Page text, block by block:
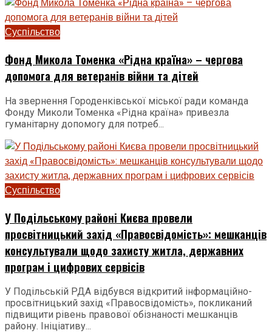
Суспільство
Фонд Микола Томенка «Рідна країна» – чергова
допомога для ветеранів війни та дітей
На звернення Городенківської міської ради команда
Фонду Миколи Томенка «Рідна країна» привезла
гуманітарну допомогу для потреб...
Суспільство
У Подільському районі Києва провели
просвітницький захід «Правосвідомість»: мешканців
консультували щодо захисту житла, державних
програм і цифрових сервісів
У Подільській РДА відбувся відкритий інформаційно-
просвітницький захід «Правосвідомість», покликаний
підвищити рівень правової обізнаності мешканців
району. Ініціативу...